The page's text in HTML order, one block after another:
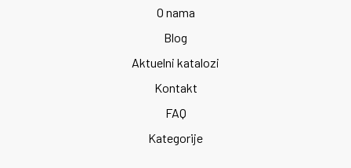
O nama
Blog
Aktuelni katalozi
Kontakt
FAQ
Kategorije